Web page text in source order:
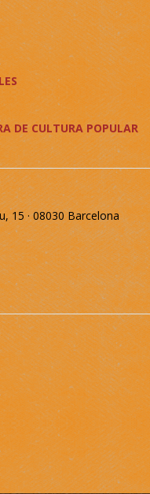
DE CULTURA POPULAR
15 · 08030 Barcelona